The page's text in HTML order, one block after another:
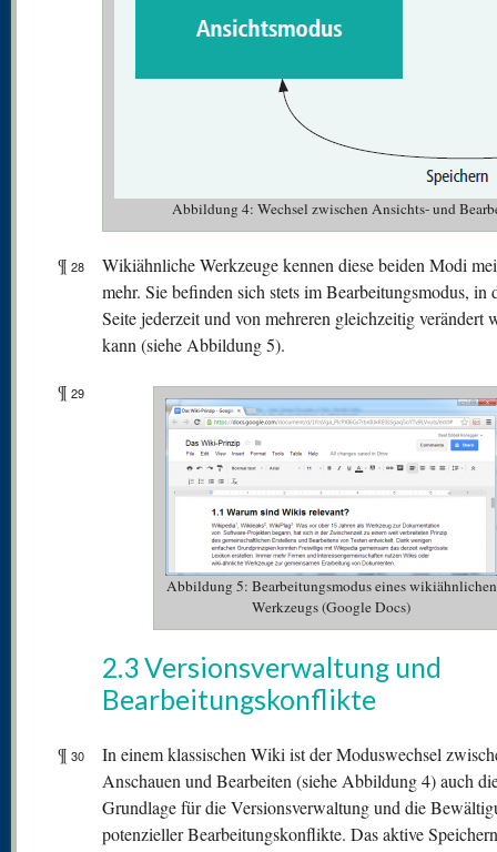
Abbildung 4: Wechsel zwischen Ansichts- und
¶ 28
Wikiähnliche Werkzeuge kennen diese beiden Modi
mehr. Sie befinden sich stets im Bearbeitungsmodus, in
Seite jederzeit und von mehreren gleichzeitig verändert
kann (siehe Abbildung 5).
¶ 29
Abbildung 5: Bearbeitungsmodus eines wikiähnlichen
Werkzeugs (Google Docs)
2.3 Versionsverwaltung und
Bearbeitungskonflikte
¶ 30
In einem klassischen Wiki ist der Moduswechsel
Anschauen und Bearbeiten (siehe Abbildung 4) auch
Grundlage für die Versionsverwaltung und die
potenzieller Bearbeitungskonflikte. Das aktive